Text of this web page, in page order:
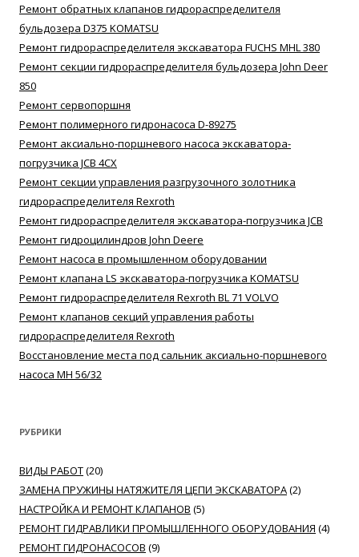
Ремонт обратных клапанов гидрораспределителя
бульдозера D375 KOMATSU
Ремонт гидрораспределителя экскаватора FUCHS MHL 380
Ремонт секции гидрораспределителя бульдозера John Deer
850
Ремонт сервопоршня
Ремонт полимерного гидронасоса D-89275
Ремонт аксиально-поршневого насоса экскаватора-
погрузчика JCB 4CX
Ремонт секции управления разгрузочного золотника
гидрораспределителя Rexroth
Ремонт гидрораспределителя экскаватора-погрузчика JCB
Ремонт гидроцилиндров John Deere
Ремонт насоса в промышленном оборудовании
Ремонт клапана LS экскаватора-погрузчика KOMATSU
Ремонт гидрораспределителя Rexroth BL 71 VOLVO
Ремонт клапанов секций управления работы
гидрораспределителя Rexroth
Восстановление места под сальник аксиально-поршневого
насоса MH 56/32
РУБРИКИ
ВИДЫ РАБОТ(20)
ЗАМЕНА ПРУЖИНЫ НАТЯЖИТЕЛЯ ЦЕПИ ЭКСКАВАТОРА(2)
НАСТРОЙКА И РЕМОНТ КЛАПАНОВ (5)
РЕМОНТ ГИДРАВЛИКИ ПРОМЫШЛЕННОГО ОБОРУДОВАНИЯ (4)
РЕМОНТ ГИДРОНАСОСОВ (9)